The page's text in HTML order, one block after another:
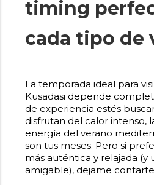
timing
cada tipo de
La temporada ideal para
Kusadasi depende
de experiencia estés
disfrutan del calor intenso,
energía del verano
son tus meses. Pero si
más auténtica y relajada (y
amigable), dejame